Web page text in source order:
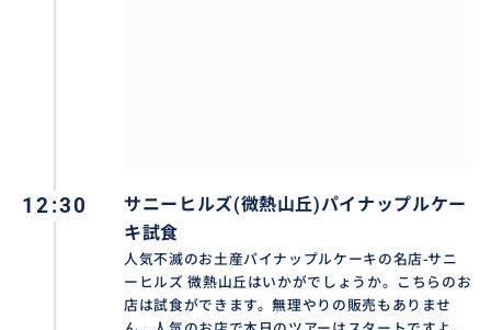
12:30
サニーヒルズ(微熱山丘)パイナップルケー
キ試食
人気不滅のお土産パイナップルケーキの名店-サニ
ーヒルズ 微熱山丘はいかがでしょうか。こちらのお
店は試食ができます。無理やりの販売もありませ